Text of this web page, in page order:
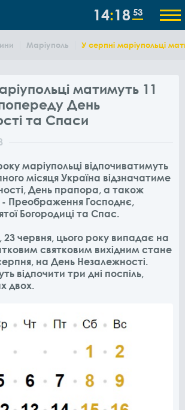
14 18 53
Маріуполь У серпні маріупольці
матимуть 11
День
та Спаси
маріупольці відпочиватимуть
місяця Україна відзначатиме
День прапора, а також
- Преображення Господнє,
Богородиці та Спас.
червня, цього року випадає на
святковим вихідним стане
на День Незалежності.
відпочити три дні поспіль,
двох.